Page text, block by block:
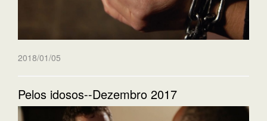
2018/01/05
Pelos idosos--Dezembro 2017